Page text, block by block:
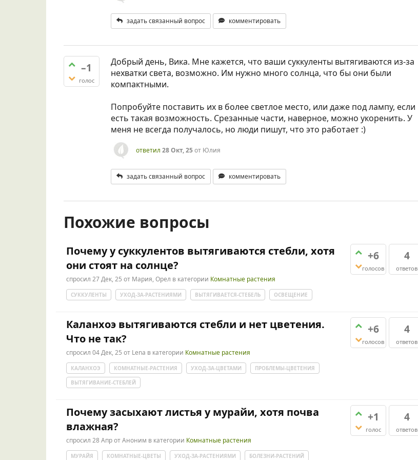
задать связанный вопрос комментировать
–1
голос
Добрый день, Вика. Мне кажется, что ваши суккуленты вытягиваются из-за
нехватки света, возможно. Им нужно много солнца, что бы они были
компактными.
Попробуйте поставить их в более светлое место, или даже под лампу, если
есть такая возможность. Срезанные части, наверное, можно укоренить. У
меня не всегда получалось, но люди пишут, что это работает :)
ответил 28 Окт, 25от Юлия
задать связанный вопрос комментировать
Похожие вопросы
+6
голосов
4
ответов
Почему у суккулентов вытягиваются стебли, хотя
они стоят на солнце?
спросил 27 Дек, 25 от Мария, Орел в категории Комнатные растения
СУККУЛЕНТЫ УХОД-ЗА-РАСТЕНИЯМИ ВЫТЯГИВАЕТСЯ-СТЕБЕЛЬ ОСВЕЩЕНИЕ
+6
голосов
4
ответов
Каланхоэ вытягиваются стебли и нет цветения.
Что не так?
спросил 04 Дек, 25 от Lena в категории Комнатные растения
КАЛАНХОЭ КОМНАТНЫЕ-РАСТЕНИЯ УХОД-ЗА-ЦВЕТАМИ
ПРОБЛЕМЫ-ЦВЕТЕНИЯ
ВЫТЯГИВАНИЕ-СТЕБЛЕЙ
+1
голос
4
ответов
Почему засыхают листья у мурайи, хотя почва
влажная?
спросил 28 АпротАноним в категории Комнатные растения
МУРАЙЯ КОМНАТНЫЕ-ЦВЕТЫ УХОД-ЗА-РАСТЕНИЯМИ БОЛЕЗНИ-РАСТЕНИЙ